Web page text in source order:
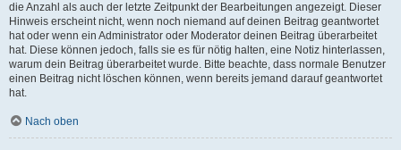
die Anzahl als auch der letzte Zeitpunkt der Bearbeitungen angezeigt. Dieser
Hinweis erscheint nicht, wenn noch niemand auf deinen Beitrag geantwortet
hat oder wenn ein Administrator oder Moderator deinen Beitrag überarbeitet
hat. Diese können jedoch, falls sie es für nötig halten, eine Notiz hinterlassen,
warum dein Beitrag überarbeitet wurde. Bitte beachte, dass normale Benutzer
einen Beitrag nicht löschen können, wenn bereits jemand darauf geantwortet
hat.
Nach oben